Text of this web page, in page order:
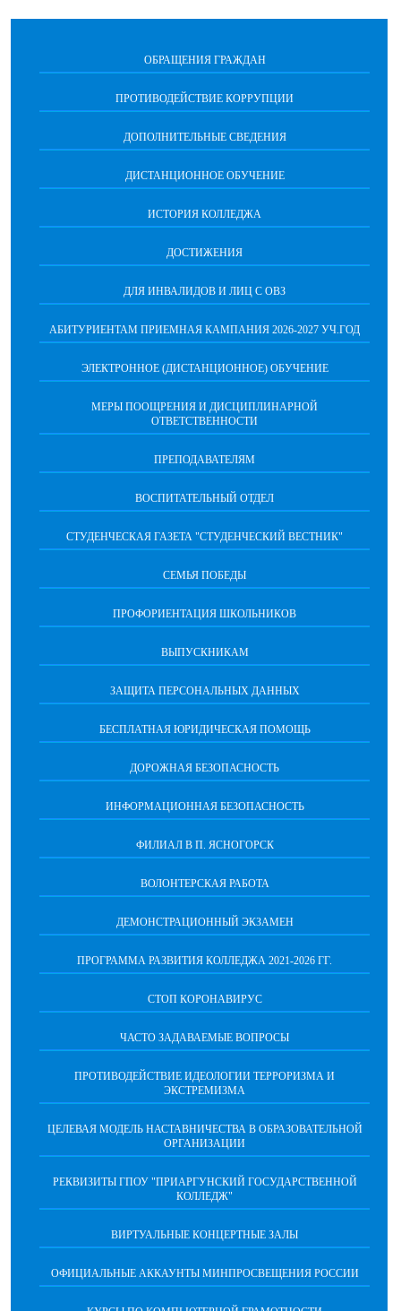
ОБРАЩЕНИЯ ГРАЖДАН
ПРОТИВОДЕЙСТВИЕ КОРРУПЦИИ
ДОПОЛНИТЕЛЬНЫЕ СВЕДЕНИЯ
ДИСТАНЦИОННОЕ ОБУЧЕНИЕ
ИСТОРИЯ КОЛЛЕДЖА
ДОСТИЖЕНИЯ
ДЛЯ ИНВАЛИДОВ И ЛИЦ С ОВЗ
АБИТУРИЕНТАМ ПРИЕМНАЯ КАМПАНИЯ 2026-2027 УЧ.ГОД
ЭЛЕКТРОННОЕ (ДИСТАНЦИОННОЕ) ОБУЧЕНИЕ
МЕРЫ ПООЩРЕНИЯ И ДИСЦИПЛИНАРНОЙ
ОТВЕТСТВЕННОСТИ
ПРЕПОДАВАТЕЛЯМ
ВОСПИТАТЕЛЬНЫЙ ОТДЕЛ
СТУДЕНЧЕСКАЯ ГАЗЕТА "СТУДЕНЧЕСКИЙ ВЕСТНИК"
СЕМЬЯ ПОБЕДЫ
ПРОФОРИЕНТАЦИЯ ШКОЛЬНИКОВ
ВЫПУСКНИКАМ
ЗАЩИТА ПЕРСОНАЛЬНЫХ ДАННЫХ
БЕСПЛАТНАЯ ЮРИДИЧЕСКАЯ ПОМОЩЬ
ДОРОЖНАЯ БЕЗОПАСНОСТЬ
ИНФОРМАЦИОННАЯ БЕЗОПАСНОСТЬ
ФИЛИАЛ В П. ЯСНОГОРСК
ВОЛОНТЕРСКАЯ РАБОТА
ДЕМОНСТРАЦИОННЫЙ ЭКЗАМЕН
ПРОГРАММА РАЗВИТИЯ КОЛЛЕДЖА 2021-2026 ГГ.
СТОП КОРОНАВИРУС
ЧАСТО ЗАДАВАЕМЫЕ ВОПРОСЫ
ПРОТИВОДЕЙСТВИЕ ИДЕОЛОГИИ ТЕРРОРИЗМА И
ЭКСТРЕМИЗМА
ЦЕЛЕВАЯ МОДЕЛЬ НАСТАВНИЧЕСТВА В ОБРАЗОВАТЕЛЬНОЙ
ОРГАНИЗАЦИИ
РЕКВИЗИТЫ ГПОУ "ПРИАРГУНСКИЙ ГОСУДАРСТВЕННОЙ
КОЛЛЕДЖ"
ВИРТУАЛЬНЫЕ КОНЦЕРТНЫЕ ЗАЛЫ
ОФИЦИАЛЬНЫЕ АККАУНТЫ МИНПРОСВЕЩЕНИЯ РОССИИ